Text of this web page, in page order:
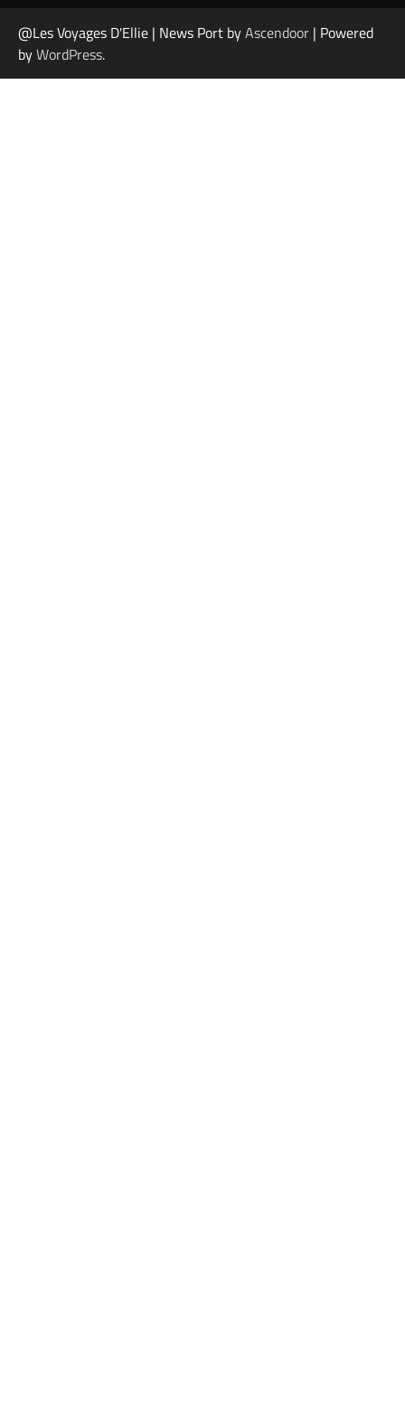
@Les Voyages D'Ellie | News Port byAscendoor | Powered
byWordPress.